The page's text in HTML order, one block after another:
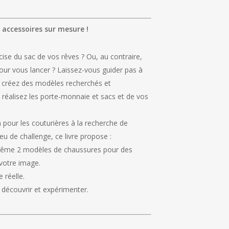
sur mesure !
du sac de vos rêves ? Ou, au contraire,
vous lancer ? Laissez-vous guider pas à
des modèles recherchés et
réalisez les porte-monnaie et sacs et de vos
pour les couturières à la recherche de
de challenge, ce livre propose :
2 modèles de chaussures pour des
image.
réelle.
et expérimenter.